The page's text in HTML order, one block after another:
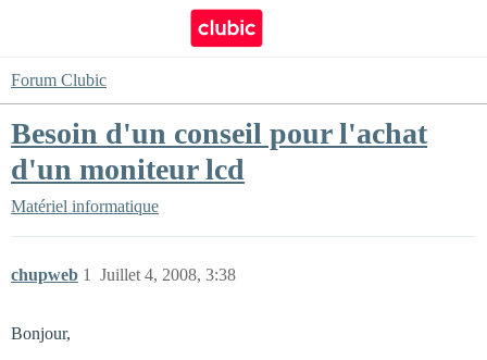
Forum Clubic
Besoin d'un conseil pour l'achat
d'un moniteur lcd
Matériel informatique
chupweb Juillet 4, 2008, 3:38
1
Bonjour,